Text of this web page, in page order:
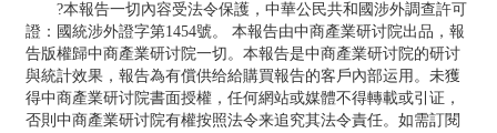
?本報告一切內容受法令保護，中華公民共和國涉外調查許可
證：國統涉外證字第1454號。 本報告由中商產業研讨院出品，報
告版權歸中商產業研讨院一切。本報告是中商產業研讨院的研讨
與統計效果，報告為有償供给給購買報告的客戶內部运用。未獲
得中商產業研讨院書面授權，任何網站或媒體不得轉載或引证，
否則中商產業研讨院有權按照法令来追究其法令責任。如需訂閱